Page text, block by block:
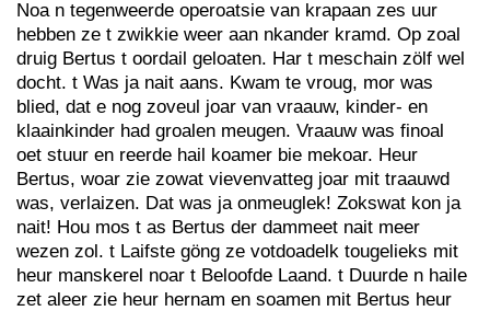
Noa n tegenweerde operoatsie van krapaan zes uur
hebben ze t zwikkie weer aan nkander kramd. Op zoal
druig Bertus t oordail geloaten. Har t meschain zölf wel
docht. t Was ja nait aans. Kwam te vroug, mor was
blied, dat e nog zoveul joar van vraauw, kinder- en
klaainkinder had groalen meugen. Vraauw was finoal
oet stuur en reerde hail koamer bie mekoar. Heur
Bertus, woar zie zowat vievenvatteg joar mit traauwd
was, verlaizen. Dat was ja onmeuglek! Zokswat kon ja
nait! Hou mos t as Bertus der dammeet nait meer
wezen zol. t Laifste göng ze votdoadelk tougelieks mit
heur manskerel noar t Beloofde Laand. t Duurde n haile
zet aleer zie heur hernam en soamen mit Bertus heur